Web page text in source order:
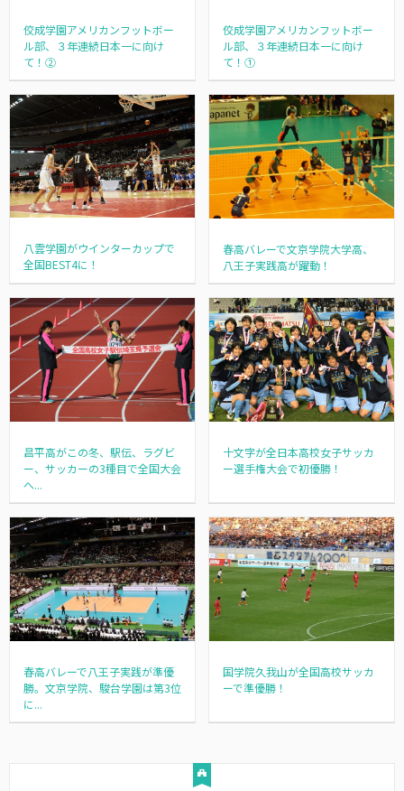
佼成学園アメリカンフットボー
ル部、３年連続日本一に向け
て！②
佼成学園アメリカンフットボー
ル部、３年連続日本一に向け
て！①
八雲学園がウインターカップで
全国BEST4に！
春高バレーで文京学院大学高、
八王子実践高が躍動！
昌平高がこの冬、駅伝、ラグビ
ー、サッカーの3種目で全国大会
へ...
十文字が全日本高校女子サッカ
ー選手権大会で初優勝！
春高バレーで八王子実践が準優
勝。文京学院、駿台学園は第3位
に...
国学院久我山が全国高校サッカ
ーで準優勝！